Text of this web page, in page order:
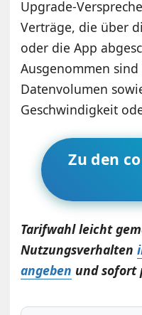
Upgrade-
Verträge, die über
oder die App
Ausgenommen
Datenvolumen
Geschwindigkeit
Zu den
Tarifwahl leicht
Nutzungsverhalten
angeben und sofort